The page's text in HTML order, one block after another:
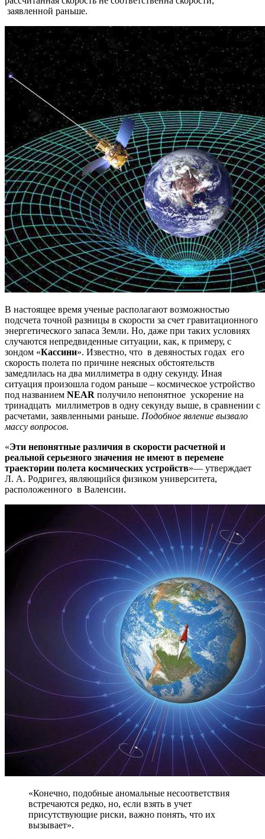
заявленной раньше.
В настоящее время ученые располагают возможностью
подсчета точной разницы в скорости за счет гравитационного
энергетического запаса Земли. Но, даже при таких условиях
случаются непредвиденные ситуации, как, к примеру, с
зондом «Кассини». Известно, что в девяностых годах его
скорость полета по причине неясных обстоятельств
замедлилась на два миллиметра в одну секунду. Иная
ситуация произошла годом раньше – космическое устройство
под названием NEAR получило непонятное ускорение на
тринадцать миллиметров в одну секунду выше, в сравнении с
расчетами, заявленными раньше. Подобное явление вызвало
массу вопросов.
«Эти непонятные различия в скорости расчетной и
реальной серьезного значения не имеют в перемене
траектории полета космических устройств»— утверждает
Л. А. Родригез, являющийся физиком университета,
расположенного в Валенсии.
«Конечно, подобные аномальные несоответствия
встречаются редко, но, если взять в учет
присутствующие риски, важно понять, что их
вызывает».